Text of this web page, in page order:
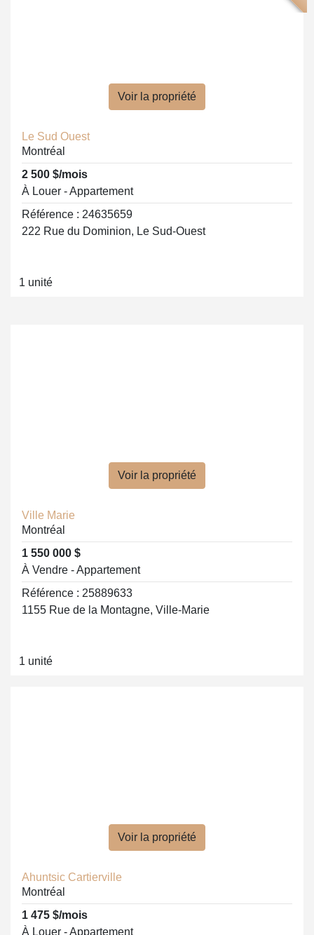
Voir la propriété
Le Sud Ouest
Montréal
2 500 $/mois
À Louer - Appartement
Référence : 24635659
222 Rue du Dominion, Le Sud-Ouest
1 unité
Voir la propriété
Ville Marie
Montréal
1 550 000 $
À Vendre - Appartement
Référence : 25889633
1155 Rue de la Montagne, Ville-Marie
1 unité
Voir la propriété
Ahuntsic Cartierville
Montréal
1 475 $/mois
À Louer - Appartement